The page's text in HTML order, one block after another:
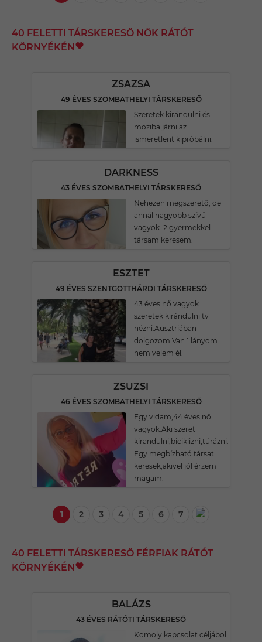
40 FELETTI TÁRSKERESŐ NŐK RÁTÓT
KÖRNYÉKÉN
ZSAZSA
49 ÉVES SZOMBATHELYI TÁRSKERESŐ
Szeretek kirándulni és
moziba járni az
ismeretlent kipróbálni.
DARKNESS
43 ÉVES SZOMBATHELYI TÁRSKERESŐ
Nehezen megszerető, de
annál nagyobb szívű
vagyok. 2 gyermekkel
társam keresem.
ESZTET
49 ÉVES SZENTGOTTHÁRDI TÁRSKERESŐ
43 éves nő vagyok
szeretek kirándulni tv
nézni.Ausztriában
dolgozom.Van 1 lányom
nem velem él.
ZSUZSI
46 ÉVES SZOMBATHELYI TÁRSKERESŐ
Egy vidam,44 éves nő
vagyok.Aki szeret
kirandulni,biciklizni,túrázni.
Egy megbízható társat
keresek,akivel jól érzem
magam.
1 2 3 4 5 6 7
40 FELETTI TÁRSKERESŐ FÉRFIAK RÁTÓT
KÖRNYÉKÉN
BALÁZS
43 ÉVES RÁTÓTI TÁRSKERESŐ
Komoly kapcsolat céljábol